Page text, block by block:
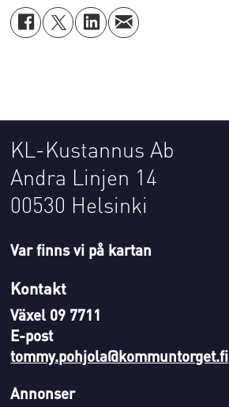
KL-Kustannus Ab
Andra Linjen 14
00530 Helsinki
Var finns vi på kartan
Kontakt
Växel 09 7711
E-post
tommy.pohjola@kommuntorget.fi
Annonser